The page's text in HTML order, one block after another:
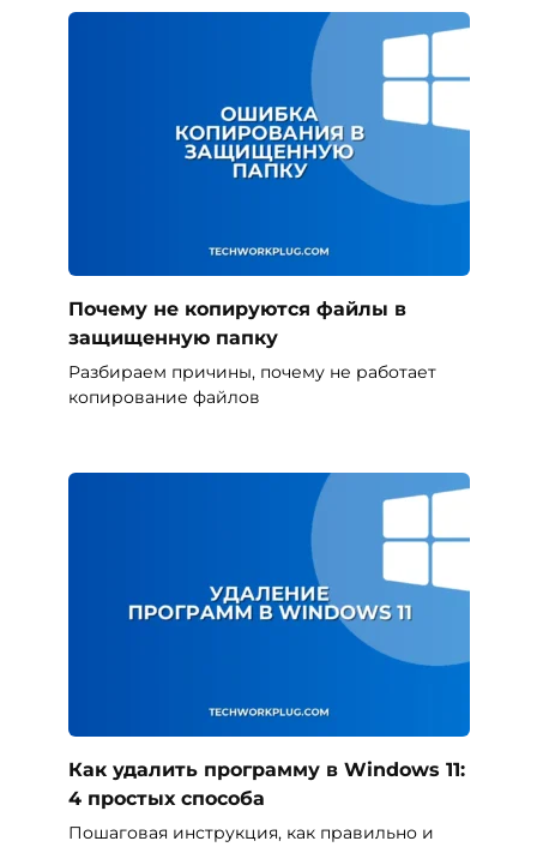
Почему не копируются файлы в
защищенную папку
Разбираем причины, почему не работает
копирование файлов
Как удалить программу в Windows 11:
4 простых способа
Пошаговая инструкция, как правильно и